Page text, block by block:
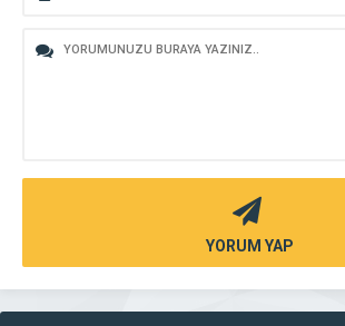
YORUM YAP